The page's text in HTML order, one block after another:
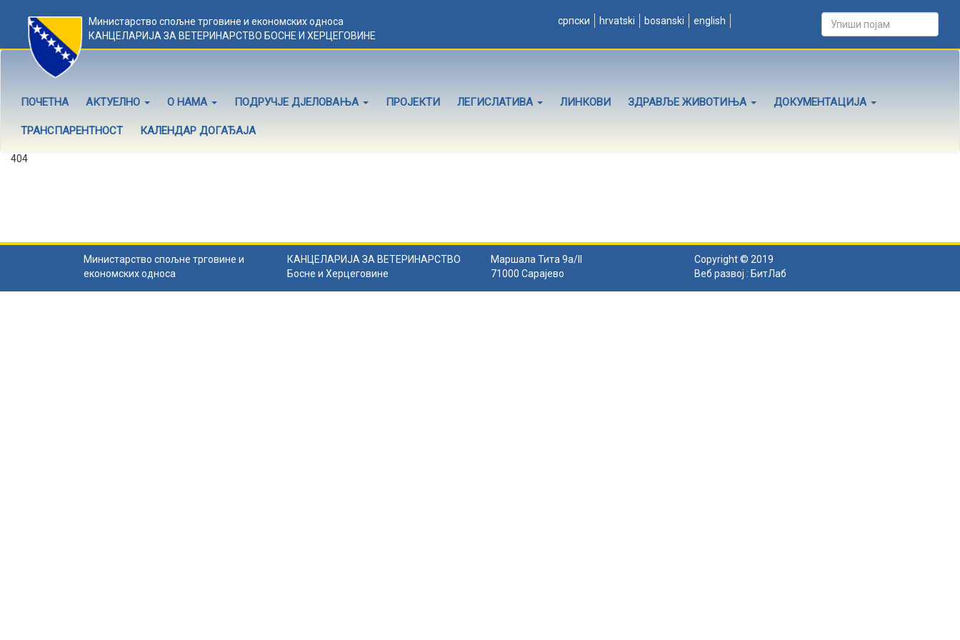
Министарство спољне трговине и економских односа
КАНЦЕЛАРИЈА ЗА ВЕТЕРИНАРСТВО БОСНЕ И ХЕРЦЕГОВИНЕ
српски hrvatski bosanski english
ПОЧЕТНА АКТУЕЛНО О НАМА ПОДРУЧЈЕ ДЈЕЛОВАЊА ПРОЈЕКТИ ЛЕГИСЛАТИВА ЛИНКОВИ ЗДРАВЉЕ ЖИВОТИЊА ДОКУМЕНТАЦИЈА
ТРАНСПАРЕНТНОСТ КАЛЕНДАР ДОГАЂАЈА
404
Министарство спољне трговине и
економских односа
КАНЦЕЛАРИЈА ЗА ВЕТЕРИНАРСТВО
Босне и Херцеговине
Маршала Тита 9а/II
71000 Сарајево
Copyright © 2019
Веб развој : БитЛаб